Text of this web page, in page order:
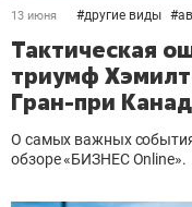
13 июня #другие виды #
Тактическая
триумф
Гран-при
О самых важных
обзоре «БИЗНЕС Online».